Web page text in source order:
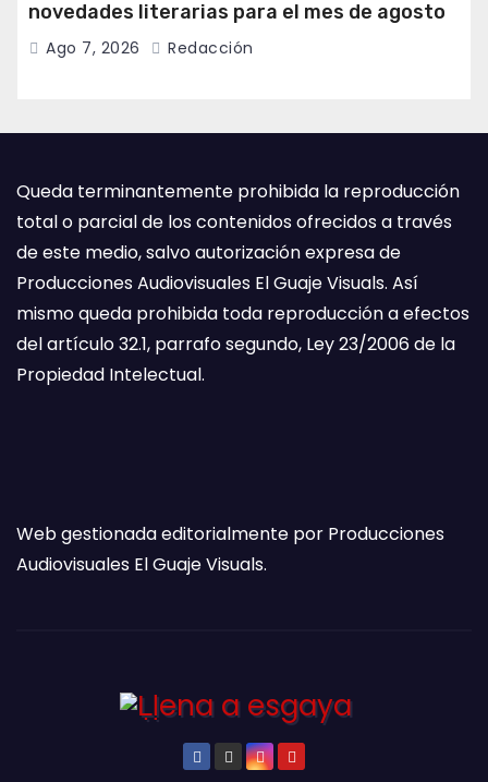
novedades literarias para el mes de agosto
Ago 7, 2026 Redacción
Queda terminantemente prohibida la reproducción
total o parcial de los contenidos ofrecidos a través
de este medio, salvo autorización expresa de
Producciones Audiovisuales El Guaje Visuals. Así
mismo queda prohibida toda reproducción a efectos
del artículo 32.1, parrafo segundo, Ley 23/2006 de la
Propiedad Intelectual.
Web gestionada editorialmente por Producciones
Audiovisuales El Guaje Visuals.